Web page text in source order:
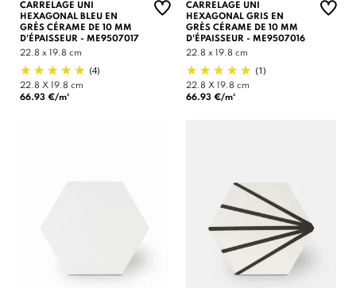
CARRELAGE UNI
HEXAGONAL BLEU EN
GRÈS CÉRAME DE 10 MM
D'ÉPAISSEUR - ME9507017
22.8 x 19.8 cm
(4)
22.8 X 19.8 cm
66.93 €/m²
CARRELAGE UNI
HEXAGONAL GRIS EN
GRÈS CÉRAME DE 10 MM
D'ÉPAISSEUR - ME9507016
22.8 x 19.8 cm
(1)
22.8 X 19.8 cm
66.93 €/m²